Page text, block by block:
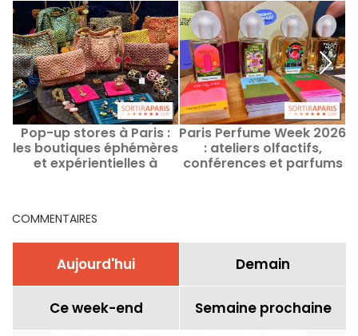
Pop-up stores à Paris :
les boutiques éphémères
et expérientielles à
Paris Perfume Week 2026
: ateliers olfactifs,
conférences et parfums
COMMENTAIRES
Aujourd'hui Demain
Ce week-end Semaine prochaine